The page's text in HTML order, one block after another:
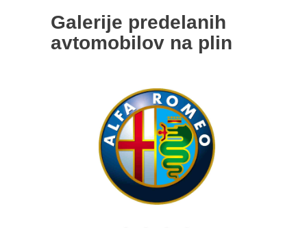
Galerije predelanih
avtomobilov na plin